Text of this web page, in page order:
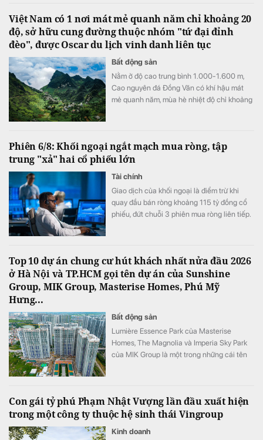
Việt Nam có 1 nơi mát mẻ quanh năm chỉ khoảng 20
độ, sở hữu cung đường thuộc nhóm "tứ đại đỉnh
đèo", được Oscar du lịch vinh danh liên tục
Bất động sản
Nằm ở độ cao trung bình 1.000-1.600 m,
Cao nguyên đá Đồng Văn có khí hậu mát
mẻ quanh năm, mùa hè nhiệt độ chỉ khoảng
Phiên 6/8: Khối ngoại ngắt mạch mua ròng, tập
trung "xả" hai cổ phiếu lớn
Tài chính
Giao dịch của khối ngoại là điểm trừ khi
quay đầu bán ròng khoảng 115 tỷ đồng cổ
phiếu, đứt chuỗi 3 phiên mua ròng liên tiếp.
Top 10 dự án chung cư hút khách nhất nửa đầu 2026
ở Hà Nội và TP.HCM gọi tên dự án của Sunshine
Group, MIK Group, Masterise Homes, Phú Mỹ
Hưng...
Bất động sản
Lumière Essence Park của Masterise
Homes, The Magnolia và Imperia Sky Park
của MIK Group là một trong những cái tên
Con gái tỷ phú Phạm Nhật Vượng lần đầu xuất hiện
trong một công ty thuộc hệ sinh thái Vingroup
Kinh doanh